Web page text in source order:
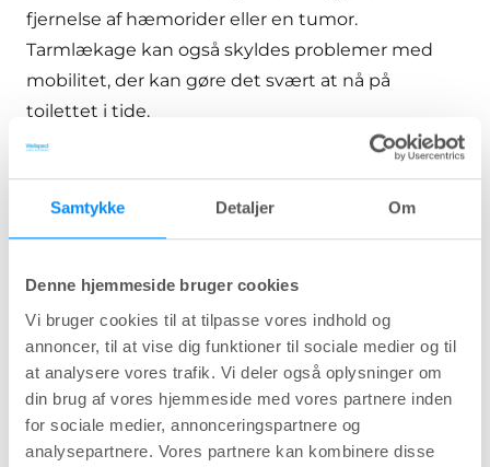
Samtykke Detaljer Om
Denne hjemmeside bruger cookies
Vi bruger cookies til at tilpasse vores indhold og
annoncer, til at vise dig funktioner til sociale medier og til
at analysere vores trafik. Vi deler også oplysninger om
din brug af vores hjemmeside med vores partnere inden
for sociale medier, annonceringspartnere og
analysepartnere. Vores partnere kan kombinere disse
fjernelse af hæmorider eller en tumor.
Tarmlækage kan også skyldes problemer med
mobilitet, der kan gøre det svært at nå på
toilettet i tide.
Udover de årsager, der er beskrevet her, er der
for tarmlækage, såsom alderdom,
diabetes, fysisk
risikoen for lækage yderligere.
Behandling af fækal
inkontinens
For de fleste er det meget ødelæggende ikke at